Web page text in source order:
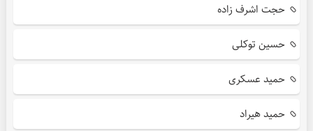
حجت اشرف زاده
حسین توکلی
حمید عسکری
حمید هیراد